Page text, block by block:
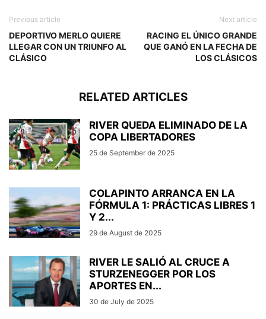
Previous article
DEPORTIVO MERLO QUIERE
LLEGAR CON UN TRIUNFO AL
CLÁSICO
Next article
RACING EL ÚNICO GRANDE
QUE GANÓ EN LA FECHA DE
LOS CLÁSICOS
RELATED ARTICLES
RIVER QUEDA ELIMINADO DE LA
COPA LIBERTADORES
25 de September de 2025
COLAPINTO ARRANCA EN LA
FÓRMULA 1: PRÁCTICAS LIBRES 1
Y 2...
29 de August de 2025
RIVER LE SALIÓ AL CRUCE A
STURZENEGGER POR LOS
APORTES EN...
30 de July de 2025